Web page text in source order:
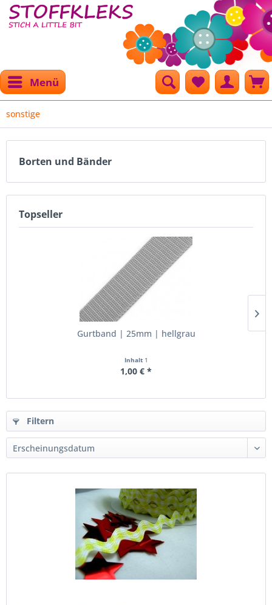
Menü
sonstige
Borten und Bänder
Topseller
Gurtband | 25mm | hellgrau
Inhalt 1
1,00 € *
Filtern